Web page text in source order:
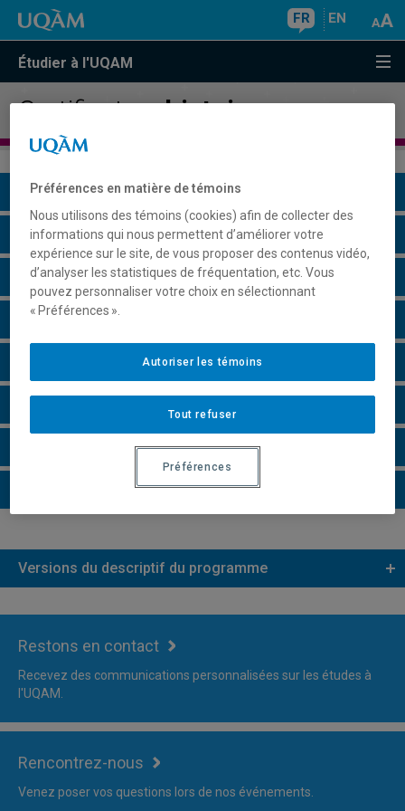
FR EN
Étudier à l'UQAM
Certificat enhistoire
Présentation du programme
Conditions d'admission
Cours à suivre et horaires
Grille de cheminement
Faire une demande d'admission
Plus d'information
Versions du descriptif du programme
Restons en contact
Recevez des communications personnalisées sur les études à
l'UQAM.
Rencontrez-nous
Venez poser vos questions lors de nos événements.
Préférences en matière de témoins
Nous utilisons des témoins (cookies) afin de collecter des
informations qui nous permettent d’améliorer votre
expérience sur le site, de vous proposer des contenus vidéo,
d’analyser les statistiques de fréquentation, etc. Vous
pouvez personnaliser votre choix en sélectionnant
« Préférences ».
Tout refuser
Autoriser les témoins
Préférences